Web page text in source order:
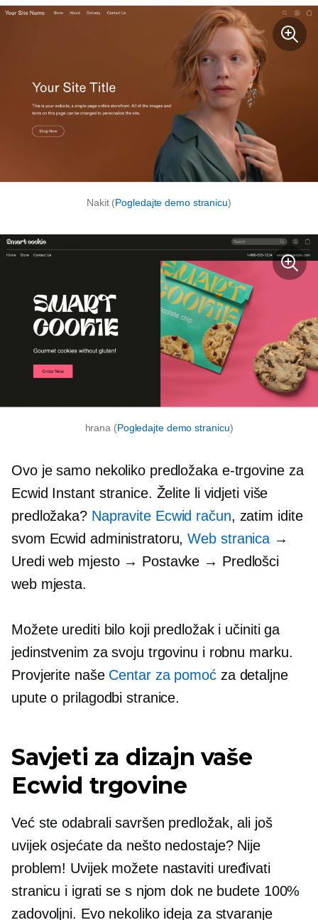
Nakit (Pogledajte demo stranicu)
hrana (Pogledajte demo stranicu)
Ovo je samo nekoliko predložaka e-trgovine za
Ecwid Instant stranice. ​​Želite li vidjeti više
predložaka? Napravite Ecwid račun, zatim idite
svom Ecwid administratoru,Web stranica →
Uredi web mjesto → Postavke → Predlošci
web mjesta.
Možete urediti bilo koji predložak i učiniti ga
jedinstvenim za svoju trgovinu i robnu marku.
Provjerite naše Centar za pomoćza detaljne
upute o prilagodbi stranice.
Savjeti za dizajn vaše
Ecwid trgovine
Već ste odabrali savršen predložak, ali još
uvijek osjećate da nešto nedostaje? Nije
problem! Uvijek možete nastaviti uređivati ​​
stranicu i igrati se s njom dok ne budete 100%
zadovoljni. Evo nekoliko ideja za stvaranje